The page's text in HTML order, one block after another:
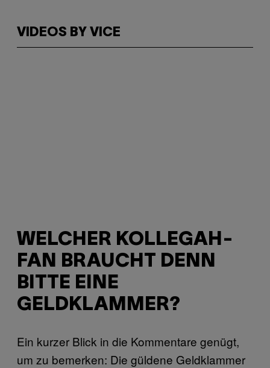
VIDEOS BY VICE
WELCHER KOLLEGAH-
FAN BRAUCHT DENN
BITTE EINE
GELDKLAMMER?
Ein kurzer Blick in die Kommentare genügt,
um zu bemerken: Die güldene Geldklammer